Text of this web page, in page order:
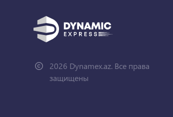
2026 Dynamex.az. Все права
защищены